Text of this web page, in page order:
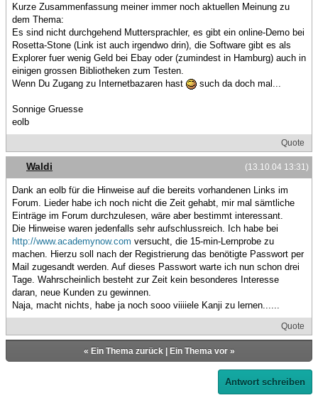
Kurze Zusammenfassung meiner immer noch aktuellen Meinung zu
dem Thema:
Es sind nicht durchgehend Muttersprachler, es gibt ein online-Demo bei
Rosetta-Stone (Link ist auch irgendwo drin), die Software gibt es als
Explorer fuer wenig Geld bei Ebay oder (zumindest in Hamburg) auch in
einigen grossen Bibliotheken zum Testen.
Wenn Du Zugang zu Internetbazaren hast
such da doch mal...
Sonnige Gruesse
eolb
Quote
(13.10.04 13:31)
Waldi
Dank an eolb für die Hinweise auf die bereits vorhandenen Links im
Forum. Lieder habe ich noch nicht die Zeit gehabt, mir mal sämtliche
Einträge im Forum durchzulesen, wäre aber bestimmt interessant.
Die Hinweise waren jedenfalls sehr aufschlussreich. Ich habe bei
http://www.academynow.com versucht, die 15-min-Lernprobe zu
machen. Hierzu soll nach der Registrierung das benötigte Passwort per
Mail zugesandt werden. Auf dieses Passwort warte ich nun schon drei
Tage. Wahrscheinlich besteht zur Zeit kein besonderes Interesse
daran, neue Kunden zu gewinnen.
Naja, macht nichts, habe ja noch sooo viiiiele Kanji zu lernen......
Quote
« Ein Thema zurück| Ein Thema vor»
Antwort schreiben